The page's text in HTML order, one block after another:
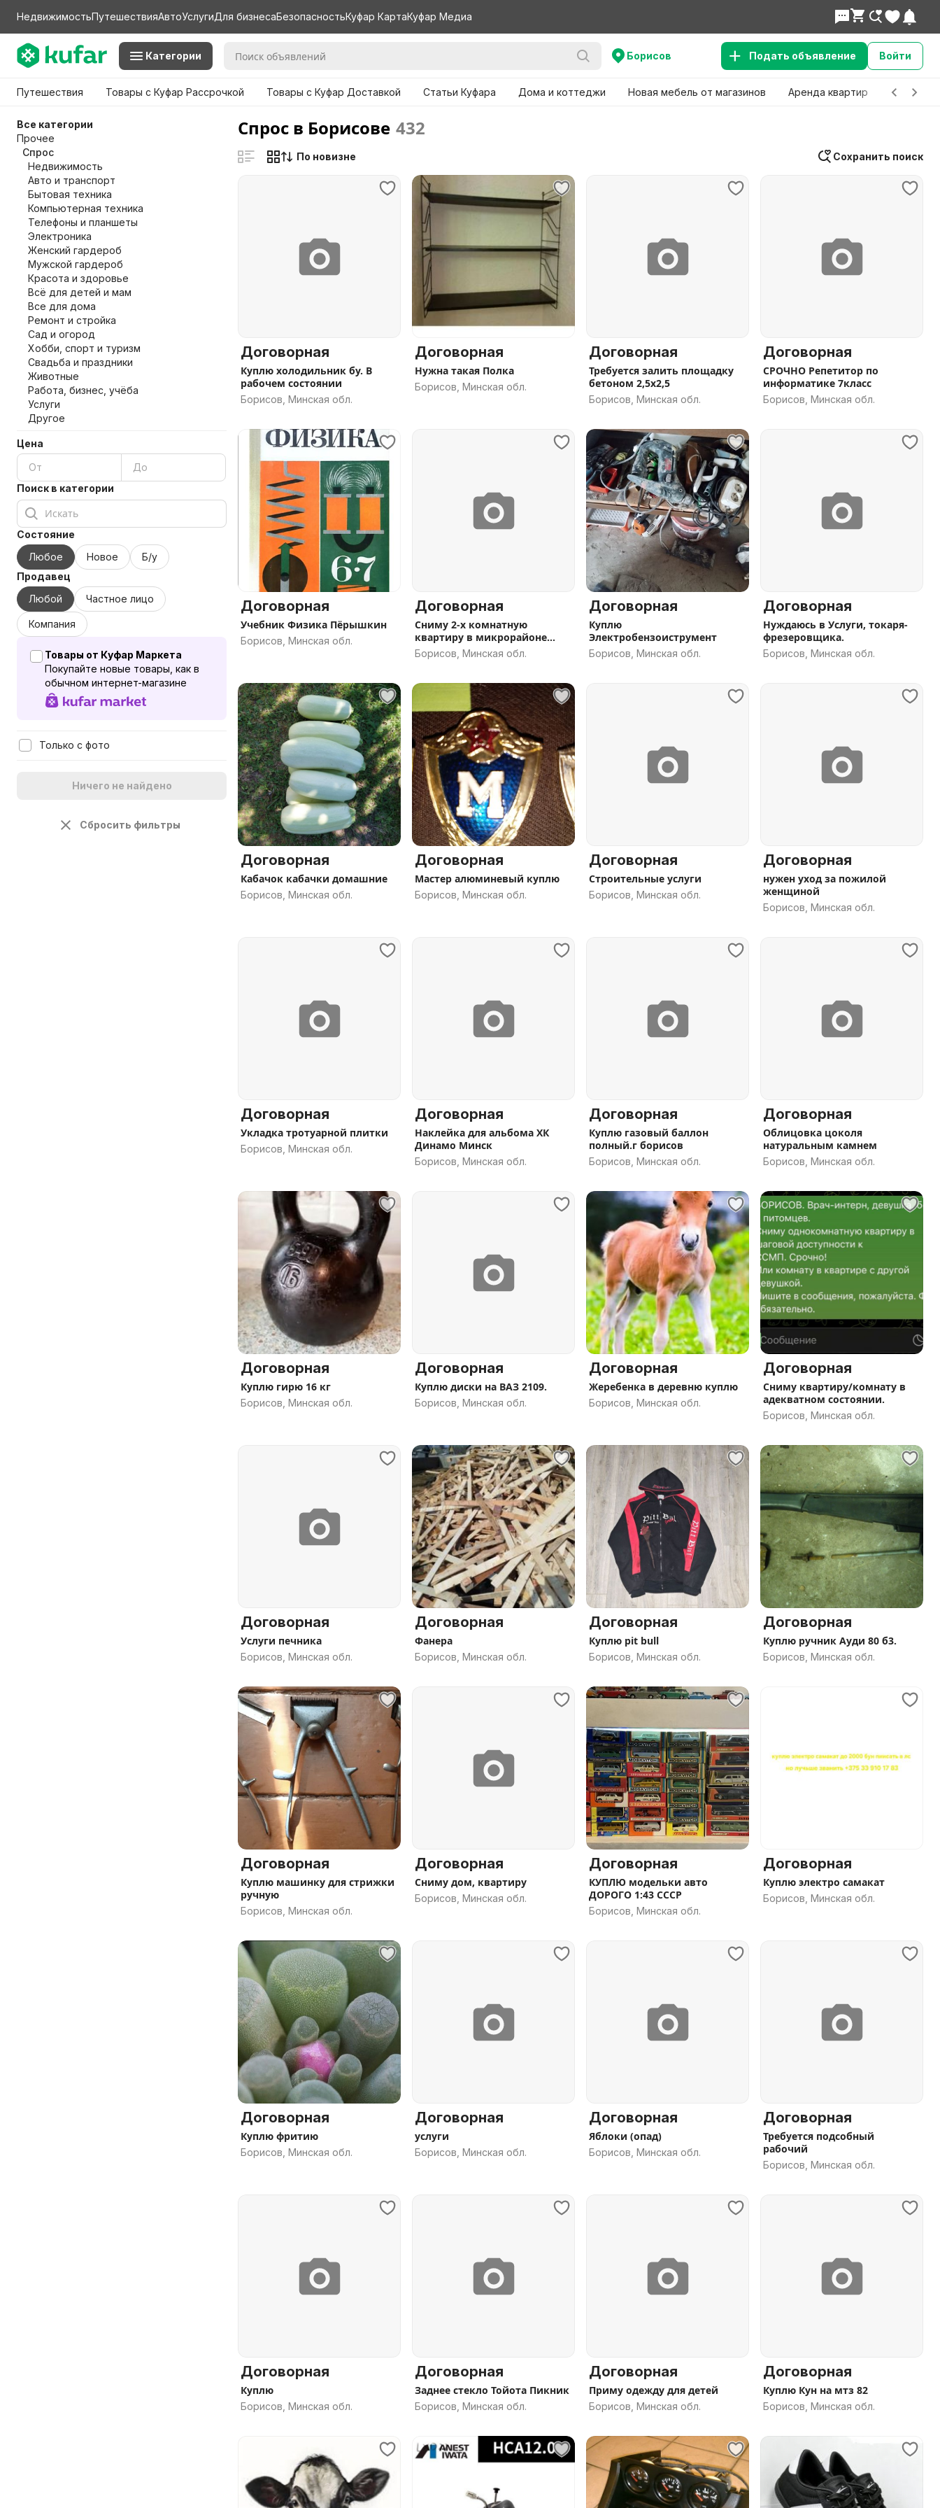
НедвижимостьПутешествияАвтоУслугиДля бизнесаБезопасностьКуфар КартаКуфар Медиа
Категории Борисов Подать объявление Войти
Путешествия Товары с Куфар Рассрочкой Товары с Куфар Доставкой Статьи Куфара Дома и коттеджи Новая мебель от магазинов Аренда квартир Детские
Все категории
Прочее
Спрос
Недвижимость
Авто и транспорт
Бытовая техника
Компьютерная техника
Телефоны и планшеты
Электроника
Женский гардероб
Мужской гардероб
Красота и здоровье
Всё для детей и мам
Все для дома
Ремонт и стройка
Сад и огород
Хобби, спорт и туризм
Свадьба и праздники
Животные
Работа, бизнес, учёба
Услуги
Другое
Цена
Поиск в категории
Состояние
Любое
Новое
Б/у
Продавец
Любой
Частное лицо
Компания
Товары от Куфар Маркета
Покупайте новые товары, как в
обычном интернет-магазине
Только с фото
Ничего не найдено
Сбросить фильтры
Спрос в Борисове 432
Сохранить поиск
По новизне
Договорная
Куплю холодильник бу. В
рабочем состоянии
Борисов, Минская обл.
Договорная
Нужна такая Полка
Борисов, Минская обл.
Договорная
Требуется залить площадку
бетоном 2,5х2,5
Борисов, Минская обл.
Договорная
СРОЧНО Репетитор по
информатике 7класс
Борисов, Минская обл.
Договорная
Учебник Физика Пёрышкин
Борисов, Минская обл.
Договорная
Сниму 2-х комнатную
квартиру в микрорайоне
Печи.
Борисов, Минская обл.
Договорная
Куплю
Электробензоиструмент
Борисов, Минская обл.
Договорная
Нуждаюсь в Услуги, токаря-
фрезеровщика.
Борисов, Минская обл.
Договорная
Кабачок кабачки домашние
Борисов, Минская обл.
Договорная
Мастер алюминевый куплю
Борисов, Минская обл.
Договорная
Строительные услуги
Борисов, Минская обл.
Договорная
нужен уход за пожилой
женщиной
Борисов, Минская обл.
Договорная
Укладка тротуарной плитки
Борисов, Минская обл.
Договорная
Наклейка для альбома ХК
Динамо Минск
Борисов, Минская обл.
Договорная
Куплю газовый баллон
полный.г борисов
Борисов, Минская обл.
Договорная
Облицовка цоколя
натуральным камнем
Борисов, Минская обл.
Договорная
Куплю гирю 16 кг
Борисов, Минская обл.
Договорная
Куплю диски на ВАЗ 2109.
Борисов, Минская обл.
Договорная
Жеребенка в деревню куплю
Борисов, Минская обл.
Договорная
Сниму квартиру/комнату в
адекватном состоянии.
Борисов, Минская обл.
Договорная
Услуги печника
Борисов, Минская обл.
Договорная
Фанера
Борисов, Минская обл.
Договорная
Куплю pit bull
Борисов, Минская обл.
Договорная
Куплю ручник Ауди 80 б3.
Борисов, Минская обл.
Договорная
Куплю машинку для стрижки
ручную
Борисов, Минская обл.
Договорная
Сниму дом, квартиру
Борисов, Минская обл.
Договорная
КУПЛЮ модельки авто
ДОРОГО 1:43 СССР
Борисов, Минская обл.
Договорная
Куплю электро самакат
Борисов, Минская обл.
Договорная
Куплю фритию
Борисов, Минская обл.
Договорная
услуги
Борисов, Минская обл.
Договорная
Яблоки (опад)
Борисов, Минская обл.
Договорная
Требуется подсобный
рабочий
Борисов, Минская обл.
Договорная
Куплю
Борисов, Минская обл.
Договорная
Заднее стекло Тойота Пикник
Борисов, Минская обл.
Договорная
Приму одежду для детей
Борисов, Минская обл.
Договорная
Куплю Кун на мтз 82
Борисов, Минская обл.